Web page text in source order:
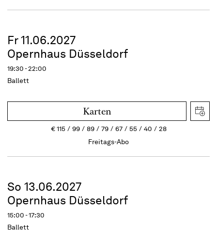
Fr 11.06.2027
Opernhaus Düsseldorf
19:30 - 22:00
Ballett
Karten
€115 99 89 79 67 55 40
28
Freitags-Abo
So 13.06.2027
Opernhaus Düsseldorf
15:00 - 17:30
Ballett